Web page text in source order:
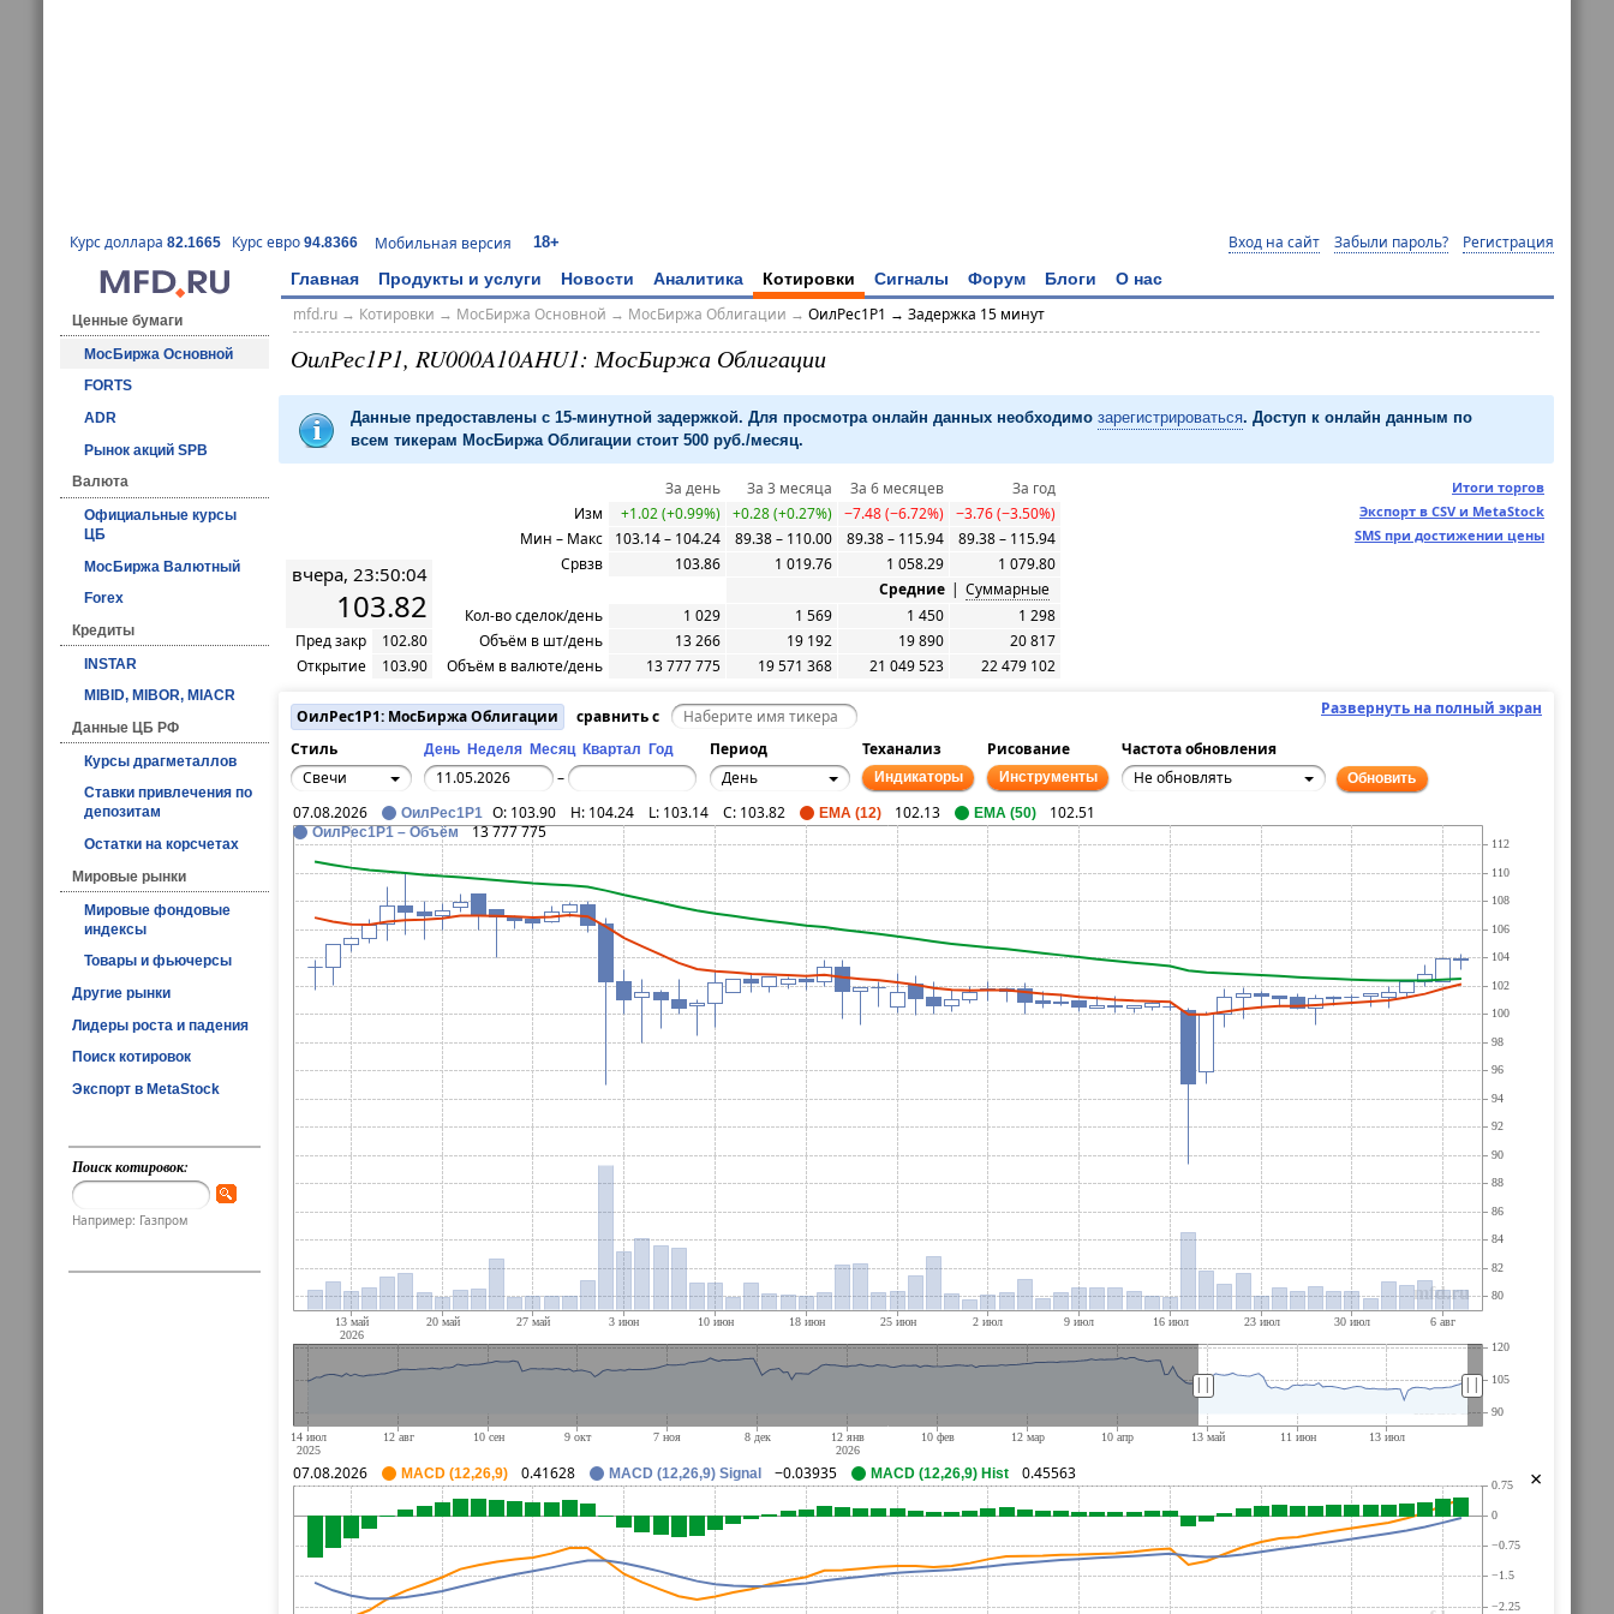
Курс доллара 82.1665 Курс евро 94.8366 Мобильная версия 18+ Вход на сайт Забыли пароль? Регистрация
Главная Продукты и услуги Новости Аналитика Котировки Сигналы Форум Блоги О нас
Ценные бумаги
МосБиржа Основной
FORTS
ADR
Рынок акций SPB
Валюта
Официальные курсы
ЦБ
МосБиржа Валютный
Forex
Кредиты
INSTAR
MIBID, MIBOR, MIACR
Данные ЦБ РФ
Курсы драгметаллов
Ставки привлечения по
депозитам
Остатки на корсчетах
Мировые рынки
Мировые фондовые
индексы
Товары и фьючерсы
Другие рынки
Лидеры роста и падения
Поиск котировок
Экспорт в MetaStock
Поиск котировок:
Например: Газпром
mfd.ru→ Котировки → МосБиржа Основной → МосБиржа Облигации → ОилРес1P1 → Задержка 15 минут
ОилРес1P1, RU000A10AHU1: МосБиржа Облигации
Данные предоставлены с 15-минутной задержкой. Для просмотра онлайн данных необходимо зарегистрироваться. Доступ к онлайн данным по
всем тикерам МосБиржа Облигации стоит 500 руб./месяц.
Итоги торгов
Экспорт в CSV и MetaStock
SMS при достижении цены
вчера, 23:50:04
103.82
Пред закр
102.80
Открытие
103.90
За день За 3 месяца За 6 месяцев
За год
Изм
+1.02 (+0.99%) +0.28 (+0.27%) −7.48 (−6.72%)
−3.76 (−3.50%)
Мин – Макс
103.14 – 104.24 89.38 – 110.00 89.38 – 115.94
89.38 – 115.94
Срвзв
103.86 1 019.76 1 058.29
1 079.80
Средние | Суммарные
Кол-во сделок/день
1 029 1 569 1 450
1 298
Объём в шт/день
13 266 19 192 19 890
20 817
Объём в валюте/день
13 777 775 19 571 368 21 049 523 22 479 102
Развернуть на полный экран
ОилРес1P1: МосБиржа Облигации
сравнить с
Стиль
День Неделя Месяц Квартал Год Период Теханализ Рисование
Частота обновления
Свечи
– День Индикаторы Инструменты Не обновлять Обновить
|| ||
×
07.08.2026 ОилРес1P1 O: 103.90 H: 104.24 L: 103.14 C: 103.82 EMA (12) 102.13 EMA (50) 102.51
ОилРес1P1 – Объём 13 777 775
07.08.2026 MACD (12,26,9) 0.41628 MACD (12,26,9) Signal −0.03935 MACD (12,26,9) Hist 0.45563